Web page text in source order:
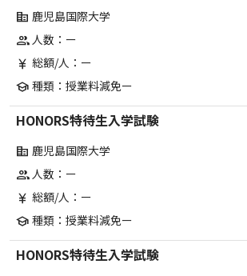
corporate_fare 鹿児島国際大学
group人数：ー
currency_yen 総額/人：ー
school 種類：授業料減免ー
HONORS特待生入学試験
corporate_fare 鹿児島国際大学
group人数：ー
currency_yen 総額/人：ー
school 種類：授業料減免ー
HONORS特待生入学試験